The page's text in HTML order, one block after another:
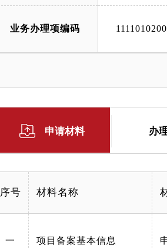
业务办理项编码
申请材料 办
序号 材料名称
一 项目备案基本信息